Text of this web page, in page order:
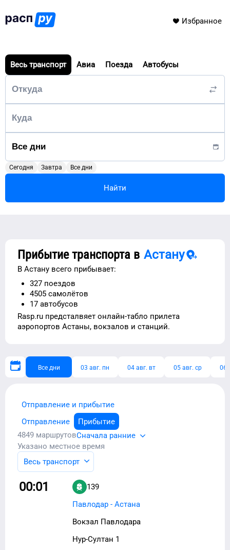
Избранное
Весь транспорт Авиа Поезда Автобусы
Сегодня Завтра Все дни
Найти
Прибытие транспорта в Астану
В Астану всего прибывает:
327 поездов
4505 самолётов
17 автобусов
Rasp.ru предсталвяет онлайн-табло прилета
аэропортов Астаны, вокзалов и станций.
Все дни 03 авг. пн 04 авг. вт 05 авг. ср 06
Отправление и прибытие
Отправление
Прибытие
4849 маршрутовСначала ранние
Указано местное время
Весь транспорт
00:01
139
Павлодар - Астана
Вокзал Павлодара
Нур-Султан 1